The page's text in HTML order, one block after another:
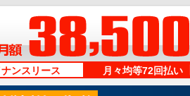
ンスリース 月々均等72回払い